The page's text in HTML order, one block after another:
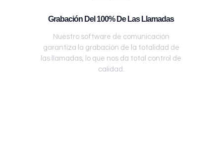
Grabación Del 100% De Las Llamadas
Nuestro software de comunicación
garantiza la grabación de la totalidad de
las llamadas, lo que nos da total control de
calidad.